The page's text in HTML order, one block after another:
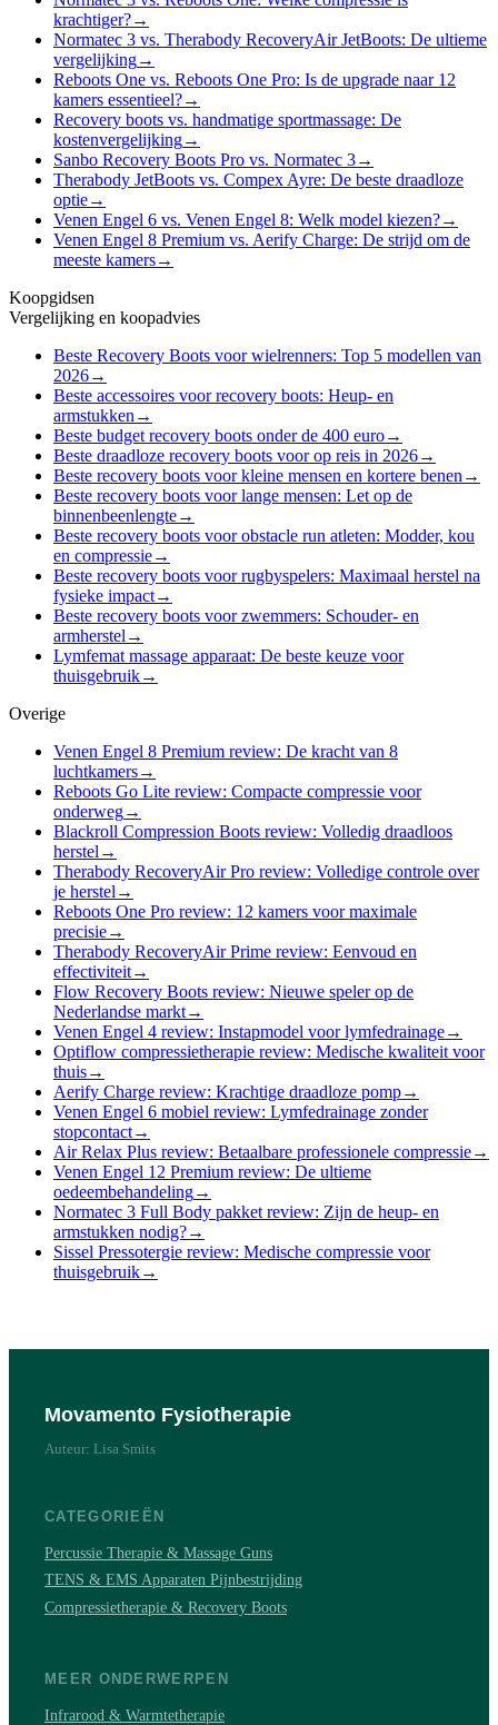
krachtiger?→
Normatec 3 vs. Therabody RecoveryAir JetBoots: De ultieme
vergelijking→
Reboots One vs. Reboots One Pro: Is de upgrade naar 12
kamers essentieel?→
Recovery boots vs. handmatige sportmassage: De
kostenvergelijking→
Sanbo Recovery Boots Pro vs. Normatec 3→
Therabody JetBoots vs. Compex Ayre: De beste draadloze
optie→
Venen Engel 6 vs. Venen Engel 8: Welk model kiezen?→
Venen Engel 8 Premium vs. Aerify Charge: De strijd om de
meeste kamers→
Koopgidsen
Vergelijking en koopadvies
Beste Recovery Boots voor wielrenners: Top 5 modellen van
2026→
Beste accessoires voor recovery boots: Heup- en
armstukken →
Beste budget recovery boots onder de 400 euro→
Beste draadloze recovery boots voor op reis in 2026→
Beste recovery boots voor kleine mensen en kortere benen →
Beste recovery boots voor lange mensen: Let op de
binnenbeenlengte→
Beste recovery boots voor obstacle run atleten: Modder, kou
en compressie→
Beste recovery boots voor rugbyspelers: Maximaal herstel na
fysieke impact→
Beste recovery boots voor zwemmers: Schouder- en
armherstel →
Lymfemat massage apparaat: De beste keuze voor
thuisgebruik→
Overige
Venen Engel 8 Premium review: De kracht van 8
luchtkamers→
Reboots Go Lite review: Compacte compressie voor
onderweg→
Blackroll Compression Boots review: Volledig draadloos
herstel →
Therabody RecoveryAir Pro review: Volledige controle over
je herstel →
Reboots One Pro review: 12 kamers voor maximale
precisie→
Therabody RecoveryAir Prime review: Eenvoud en
effectiviteit→
Flow Recovery Boots review: Nieuwe speler op de
Nederlandse markt→
Venen Engel 4 review: Instapmodel voor lymfedrainage→
Optiflow compressietherapie review: Medische kwaliteit voor
thuis→
Aerify Charge review: Krachtige draadloze pomp→
Venen Engel 6 mobiel review: Lymfedrainage zonder
stopcontact→
Air Relax Plus review: Betaalbare professionele compressie→
Venen Engel 12 Premium review: De ultieme
oedeembehandeling→
Normatec 3 Full Body pakket review: Zijn de heup- en
armstukken nodig?→
Sissel Pressotergie review: Medische compressie voor
thuisgebruik→
Movamento Fysiotherapie
Auteur: Lisa Smits
CATEGORIEËN
Percussie Therapie & Massage Guns
TENS & EMS Apparaten Pijnbestrijding
Compressietherapie & Recovery Boots
MEER ONDERWERPEN
Infrarood & Warmtetherapie